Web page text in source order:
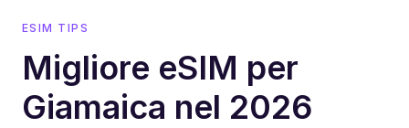
ESIM TIPS
Migliore eSIM per
Giamaica nel 2026